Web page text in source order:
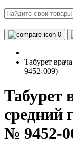
0
Табурет
9452-009)
Табурет
средний
№ 9452-